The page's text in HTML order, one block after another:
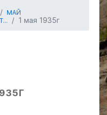
МАЙ
1 мая 1935г